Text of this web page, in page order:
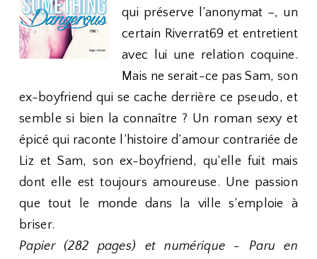
qui préserve l’anonymat –, un
certain Riverrat69 et entretient
avec lui une relation coquine.
Mais ne serait-ce pas Sam, son
ex-boyfriend qui se cache derrière ce pseudo, et
semble si bien la connaître ? Un roman sexy et
épicé qui raconte l’histoire d’amour contrariée de
Liz et Sam, son ex-boyfriend, qu’elle fuit mais
dont elle est toujours amoureuse. Une passion
que tout le monde dans la ville s’emploie à
briser.
Papier (282 pages) et numérique - Paru en